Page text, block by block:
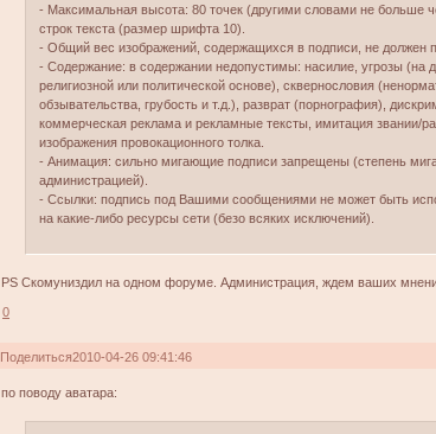
- Максимальная высота: 80 точек (другими словами не больше
строк текста (размер шрифта 10).
- Общий вес изображений, содержащихся в подписи, не должен
- Содержание: в содержании недопустимы: насилие, угрозы (на
религиозной или политической основе), сквернословия
обзывательства, грубость и т.д.), разврат (порнография),
коммерческая реклама и рекламные тексты, имитация звании/
изображения провокационного толка.
- Анимация: сильно мигающие подписи запрещены (степень
администрацией).
- Ссылки: подпись под Вашими сообщениями не может быть
на какие-либо ресурсы сети (безо всяких исключений).
PS Скомуниздил на одном форуме. Администрация, ждем ваших
0
Поделиться2010-04-26 09:41:46
по поводу аватара: